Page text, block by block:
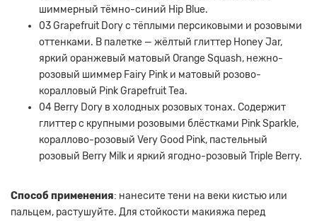
шиммерный тёмно-синий Hip Blue.
03 Grapefruit Dory с тёплыми персиковыми и розовыми
оттенками. В палетке — жёлтый глиттер Honey Jar,
яркий оранжевый матовый Orange Squash, нежно-
розовый шиммер Fairy Pink и матовый розово-
коралловый Pink Grapefruit Tea.
04 Berry Dory в холодных розовых тонах. Содержит
глиттер с крупными розовыми блёстками Pink Sparkle,
кораллово-розовый Very Good Pink, пастельный
розовый Berry Milk и яркий ягодно-розовый Triple Berry.
Способ применения: нанесите тени на веки кистью или
пальцем, растушуйте. Для стойкости макияжа перед